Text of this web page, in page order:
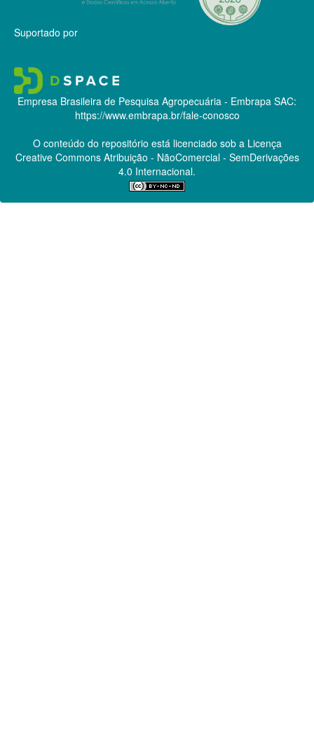
Suportado por
Empresa Brasileira de Pesquisa Agropecuária - Embrapa SAC:
https://www.embrapa.br/fale-conosco
O conteúdo do repositório está licenciado sob a Licença
Creative CommonsAtribuição - NãoComercial - SemDerivações
4.0 Internacional.